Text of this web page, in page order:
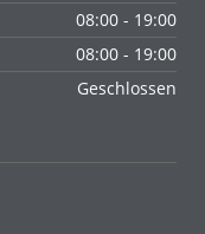
08:00 - 19:00
08:00 - 19:00
Geschlossen